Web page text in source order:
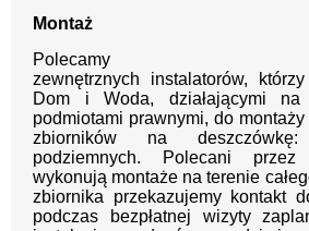
Montaż
Polecamy
zewnętrznych instalatorów,
Dom i Woda, działającymi na
podmiotami prawnymi, do
zbiorników na
podziemnych. Polecani
wykonują montaże na terenie
zbiornika przekazujemy kontakt
podczas bezpłatnej wizyty